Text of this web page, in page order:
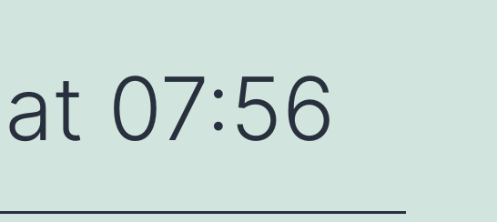
07:56